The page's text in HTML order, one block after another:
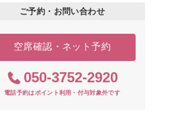
ご予約・お問い合わせ
空席確認・ネット予約
050-3752-2920
電話予約はポイント利用・付与対象外です